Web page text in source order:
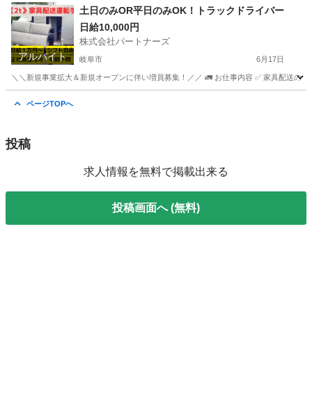
岐阜 岐阜市 配送 未経験
アルバイト
土日のみOR平日のみOK！トラックドライバー
日給10,000円
株式会社パートナーズ
岐阜市 6月17日
＼＼新規事業拡大＆新規オープンに伴い増員募集！／／ 🚛 お仕事内容 ✅ 家具配送の
ページTOPへ
投稿
求人情報を無料で掲載出来る
投稿画面へ (無料)